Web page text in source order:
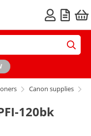
Canon supplies
120bk